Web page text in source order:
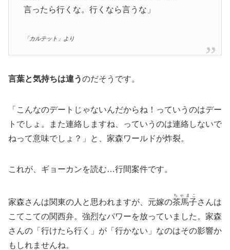
言ったら行くな。行くなら言うな」
「カルテット 」より
言葉と気持ちは違うのだそうです。
「こんなのデートじゃないんだからね！っていうのはデー
トでしょ。また連絡しますね、っていうのは連絡しないで
ねって意味でしょ？」と、家森ワールドが炸裂。
これが、ギョーカンを読む…行間案件です。
家森さんは関東の人と思われますが、元嫁の茶馬子
ちゃまこ
さんは
こてこての関西弁。強烈なパワーを放っていました。家森
さんの「行けたら行く」が「行かない」なのはその影響か
もしれませんね。